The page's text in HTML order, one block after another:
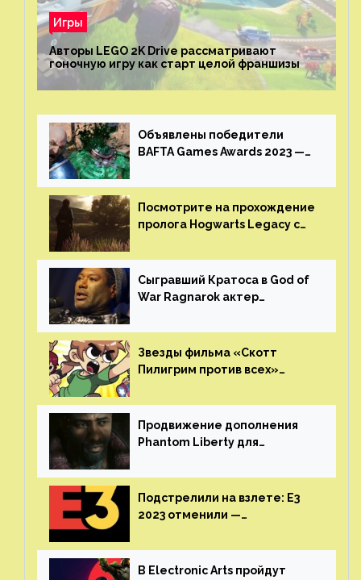
Игры
Авторы LEGO 2K Drive рассматривают
гоночную игру как старт целой франшизы
Объявлены победители
BAFTA Games Awards 2023 —
получила шесть наград
Посмотрите на прохождение
пролога Hogwarts Legacy с
GamesVoice показала первые
результаты своего труда
Сыгравший Кратоса в God of
War Ragnarok актер
игроков прекратить
консольные войны
Звезды фильма «Скотт
Пилигрим против всех»
аниме от Netflix
Продвижение дополнения
Phantom Liberty для
июне
Подстрелили на взлете: E3
2023 отменили —
выставка не вернется
В Electronic Arts пройдут